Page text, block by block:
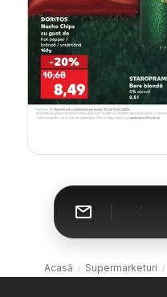
Acasă Supermarketuri